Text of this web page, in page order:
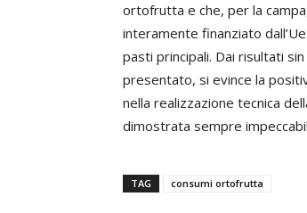
ortofrutta e che, per la
interamente finanziato
pasti principali. Dai risultati
presentato, si evince la
nella realizzazione tecnica
dimostrata sempre
TAG consumi ortofrutta